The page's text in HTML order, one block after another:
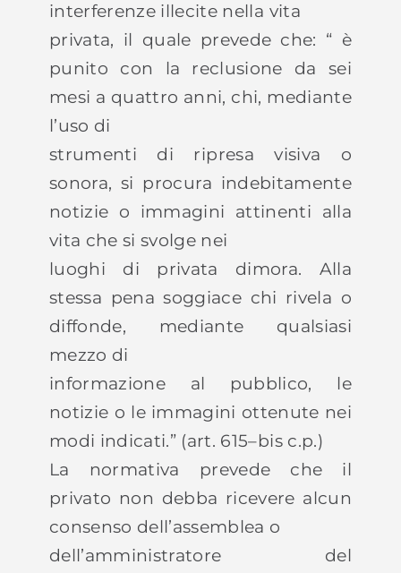
interferenze illecite nella vita
privata, il quale prevede che: “ è
punito con la reclusione da sei
mesi a quattro anni, chi, mediante
l’uso di
strumenti di ripresa visiva o
sonora, si procura indebitamente
notizie o immagini attinenti alla
vita che si svolge nei
luoghi di privata dimora. Alla
stessa pena soggiace chi rivela o
diffonde, mediante qualsiasi
mezzo di
informazione al pubblico, le
notizie o le immagini ottenute nei
modi indicati.” (art. 615–bis c.p.)
La normativa prevede che il
privato non debba ricevere alcun
consenso dell’assemblea o
dell’amministratore del